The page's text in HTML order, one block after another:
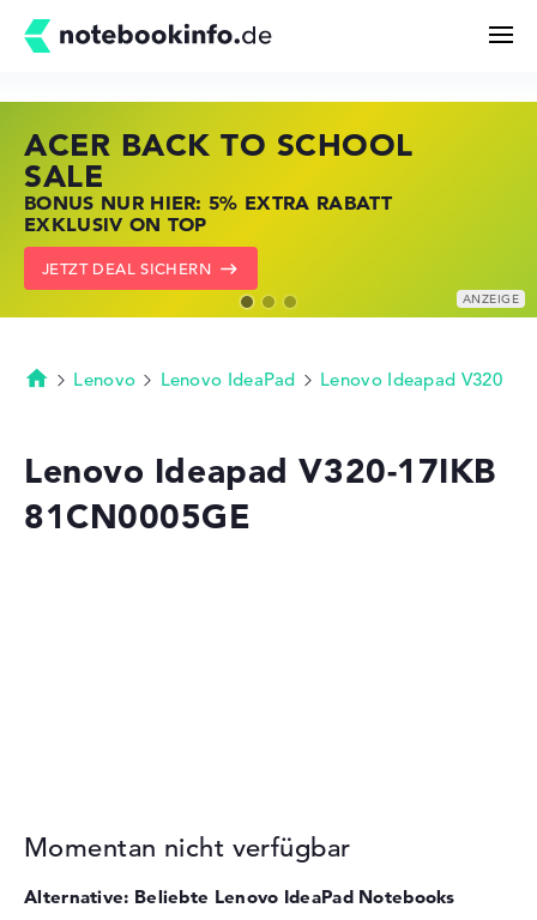
Kaufberatung
Technik & Wissen
Deals
Merkzettel
ACER BACK TO SCHOOL
SALE
BONUS NUR HIER: 5% EXTRA RABATT
EXKLUSIV ON TOP
JETZT DEAL SICHERN
HP STORE SSV DEALS
JETZT ZUGREIFEN: NOTEBOOKS BEI HP
KRÄFTIG REDUZIERT
ZU DEN HP ANGEBOTEN
LENOVO LAPTOP DEALS
NOTEBOOKS BEI LENOVO JETZT
KRÄFTIG REDUZIERT
LENOVO DEALS ZEIGEN
Startseite
Lenovo Lenovo IdeaPad Lenovo Ideapad V320
Lenovo Ideapad V320-17IKB
81CN0005GE
Momentan nicht verfügbar
Alternative: Beliebte Lenovo IdeaPad Notebooks